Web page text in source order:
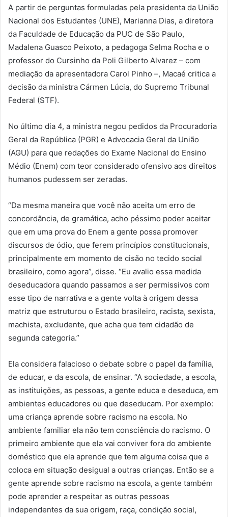
A partir de perguntas formuladas pela presidenta da União
Nacional dos Estudantes (UNE), Marianna Dias, a diretora
da Faculdade de Educação da PUC de São Paulo,
Madalena Guasco Peixoto, a pedagoga Selma Rocha e o
professor do Cursinho da Poli Gilberto Alvarez – com
mediação da apresentadora Carol Pinho –, Macaé critica a
decisão da ministra Cármen Lúcia, do Supremo Tribunal
Federal (STF).
No último dia 4, a ministra negou pedidos da Procuradoria
Geral da República (PGR) e Advocacia Geral da União
(AGU) para que redações do Exame Nacional do Ensino
Médio (Enem) com teor considerado ofensivo aos direitos
humanos pudessem ser zeradas.
“Da mesma maneira que você não aceita um erro de
concordância, de gramática, acho péssimo poder aceitar
que em uma prova do Enem a gente possa promover
discursos de ódio, que ferem princípios constitucionais,
principalmente em momento de cisão no tecido social
brasileiro, como agora”, disse. “Eu avalio essa medida
deseducadora quando passamos a ser permissivos com
esse tipo de narrativa e a gente volta à origem dessa
matriz que estruturou o Estado brasileiro, racista, sexista,
machista, excludente, que acha que tem cidadão de
segunda categoria.”
Ela considera falacioso o debate sobre o papel da família,
de educar, e da escola, de ensinar. “A sociedade, a escola,
as instituições, as pessoas, a gente educa e deseduca, em
ambientes educadores ou que deseducam. Por exemplo:
uma criança aprende sobre racismo na escola. No
ambiente familiar ela não tem consciência do racismo. O
primeiro ambiente que ela vai conviver fora do ambiente
doméstico que ela aprende que tem alguma coisa que a
coloca em situação desigual a outras crianças. Então se a
gente aprende sobre racismo na escola, a gente também
pode aprender a respeitar as outras pessoas
independentes da sua origem, raça, condição social,